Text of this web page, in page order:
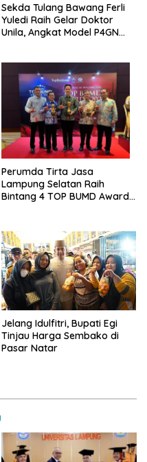
Sekda Tulang Bawang Ferli
Yuledi Raih Gelar Doktor
Unila, Angkat Model P4GN
Perumda Tirta Jasa
Lampung Selatan Raih
Bintang 4 TOP BUMD Awards
Jelang Idulfitri, Bupati Egi
Tinjau Harga Sembako di
Pasar Natar